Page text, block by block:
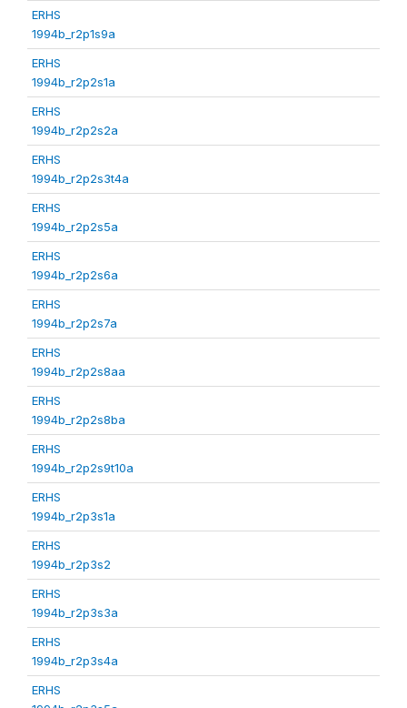
ERHS
1994b_r2p1s9a
ERHS
1994b_r2p2s1a
ERHS
1994b_r2p2s2a
ERHS
1994b_r2p2s3t4a
ERHS
1994b_r2p2s5a
ERHS
1994b_r2p2s6a
ERHS
1994b_r2p2s7a
ERHS
1994b_r2p2s8aa
ERHS
1994b_r2p2s8ba
ERHS
1994b_r2p2s9t10a
ERHS
1994b_r2p3s1a
ERHS
1994b_r2p3s2
ERHS
1994b_r2p3s3a
ERHS
1994b_r2p3s4a
ERHS